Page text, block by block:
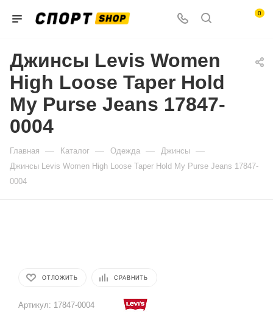
0
Джинсы Levis Women
High Loose Taper Hold
My Purse Jeans 17847-
0004
Главная — Каталог — Одежда — Джинсы —
Джинсы Levis Women High Loose Taper Hold My Purse Jeans 17847-
0004
ОТЛОЖИТЬ СРАВНИТЬ
Артикул: 17847-0004